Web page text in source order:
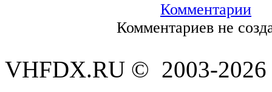
Комментарии
Комментариев не
VHFDX.RU © 2003-2026